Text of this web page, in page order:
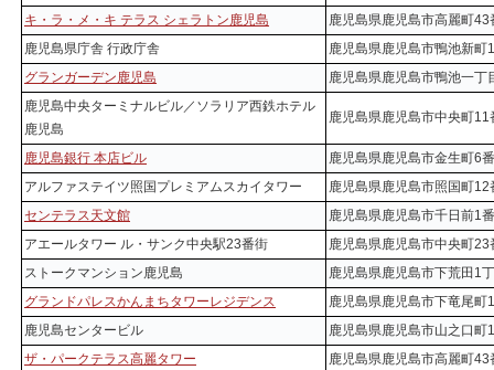
キ・ラ・メ・キ テラス シェラトン鹿児島
鹿児島県鹿児島市高麗町
鹿児島県庁舎 行政庁舎
鹿児島県鹿児島市鴨池新町
グランガーデン鹿児島
鹿児島県鹿児島市鴨池一丁
鹿児島中央ターミナルビル／ソラリア西鉄ホテル
鹿児島
鹿児島県鹿児島市中央町11
鹿児島銀行 本店ビル
鹿児島県鹿児島市金生町6
アルファステイツ照国プレミアムスカイタワー
鹿児島県鹿児島市照国町12
センテラス天文館
鹿児島県鹿児島市千日前1
アエールタワー ル・サンク中央駅23番街
鹿児島県鹿児島市中央町23
ストークマンション鹿児島
鹿児島県鹿児島市下荒田1
グランドパレスかんまちタワーレジデンス
鹿児島県鹿児島市下竜尾町
鹿児島センタービル
鹿児島県鹿児島市山之口町
ザ・パークテラス高麗タワー
鹿児島県鹿児島市高麗町43